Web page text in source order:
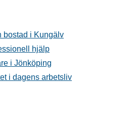
bostad i Kungälv
hjälp
i Jönköping
i dagens arbetsliv